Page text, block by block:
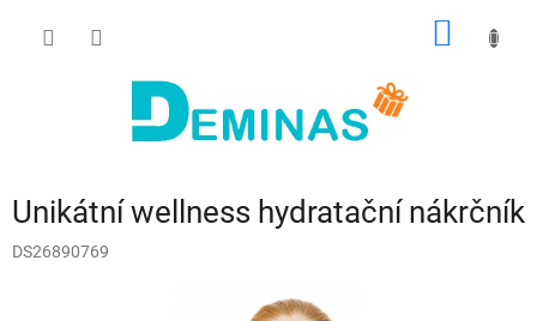
Unikátní wellness hydratační nákrčník
DS26890769